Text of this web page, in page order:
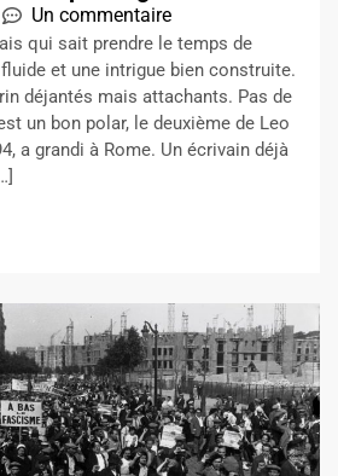
Un commentaire
qui sait prendre le temps de
fluide et une intrigue bien construite.
déjantés mais attachants. Pas de
un bon polar, le deuxième de Leo
a grandi à Rome. Un écrivain déjà